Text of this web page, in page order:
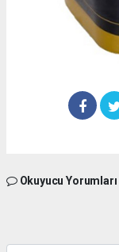
Okuyucu Yorumları